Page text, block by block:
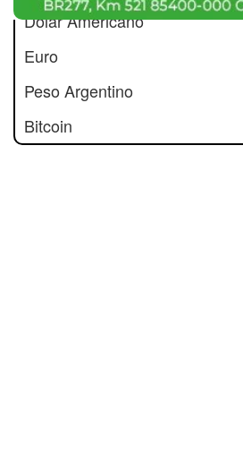
Dólar Americano
Euro
Peso Argentino
Bitcoin